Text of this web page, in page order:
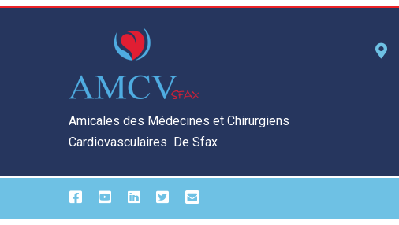
Amicales des Médecines et Chirurgiens
Cardiovasculaires De Sfax